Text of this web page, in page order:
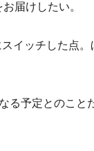
届けしたい。
イッチした点。
る予定とのこと